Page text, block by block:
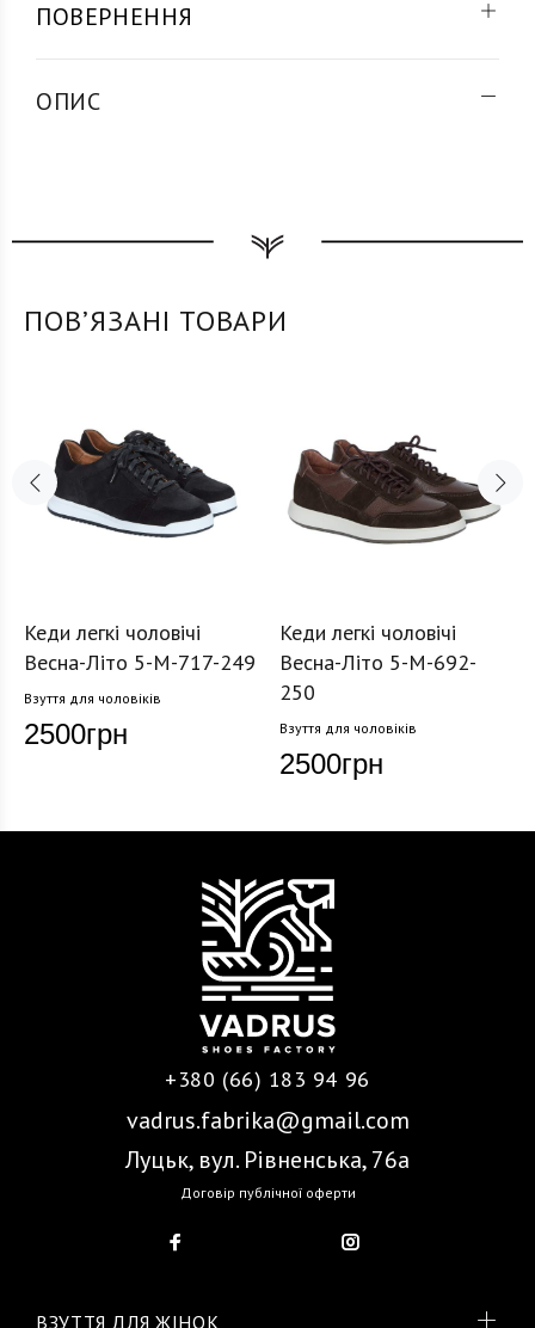
ПОВЕРНЕННЯ
ОПИС
ПОВʼЯЗАНІ ТОВАРИ
Кеди легкі чоловічі
Весна-Літо 5-M-717-249
Взуття для чоловіків
2500грн
Кеди легкі чоловічі
Весна-Літо 5-M-692-
250
Взуття для чоловіків
2500грн
+380 (66) 183 94 96
vadrus.fabrika@gmail.com
Луцьк, вул. Рівненська, 76а
Договір публічної оферти
ВЗУТТЯ ДЛЯ ЖІНОК